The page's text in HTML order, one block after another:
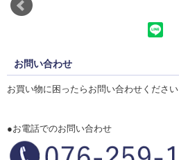
お問い合わせ
お買い物に困ったらお問い合わせください
●お電話でのお問い合わせ